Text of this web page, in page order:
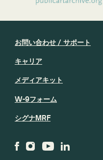
お問い合わせ / サポート
キャリア
メディアキット
W-9フォーム
シグナMRF